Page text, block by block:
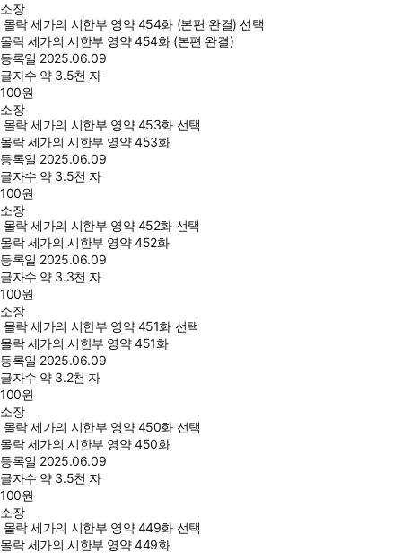
소장
몰락 세가의 시한부 영약 454화 (본편 완결) 선택
몰락 세가의 시한부 영약 454화 (본편 완결)
등록일 2025.06.09
글자수 약 3.5천 자
100원
소장
몰락 세가의 시한부 영약 453화 선택
몰락 세가의 시한부 영약 453화
등록일 2025.06.09
글자수 약 3.5천 자
100원
소장
몰락 세가의 시한부 영약 452화 선택
몰락 세가의 시한부 영약 452화
등록일 2025.06.09
글자수 약 3.3천 자
100원
소장
몰락 세가의 시한부 영약 451화 선택
몰락 세가의 시한부 영약 451화
등록일 2025.06.09
글자수 약 3.2천 자
100원
소장
몰락 세가의 시한부 영약 450화 선택
몰락 세가의 시한부 영약 450화
등록일 2025.06.09
글자수 약 3.5천 자
100원
소장
몰락 세가의 시한부 영약 449화 선택
몰락 세가의 시한부 영약 449화